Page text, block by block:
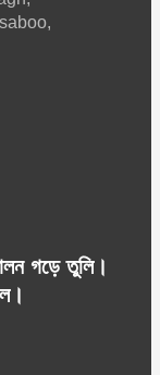
গড়ে তুলি।